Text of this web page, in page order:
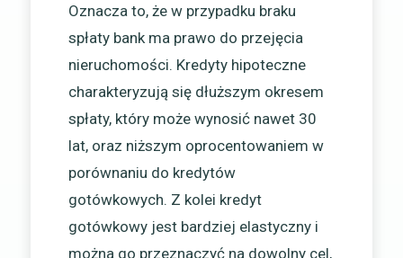
Oznacza to, że w przypadku braku
spłaty bank ma prawo do przejęcia
nieruchomości. Kredyty hipoteczne
charakteryzują się dłuższym okresem
spłaty, który może wynosić nawet 30
lat, oraz niższym oprocentowaniem w
porównaniu do kredytów
gotówkowych. Z kolei kredyt
gotówkowy jest bardziej elastyczny i
można go przeznaczyć na dowolny cel,